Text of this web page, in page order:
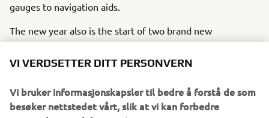
gauges to navigation aids.
The new year also is the start of two brand new
partnerships with the well-knownLomac
NauticaandZodiac NauticRIB brands.
Lomac Nautica and Zodiac Nautic, further cementing its
position as the brand of choice for outboard
VI VERDSETTER DITT PERSONVERN
Vi bruker informasjonskapsler til bedre å forstå de som
besøker nettstedet vårt, slik at vi kan forbedre